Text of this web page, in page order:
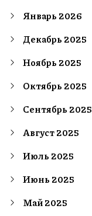
Январь 2026
Декабрь 2025
Ноябрь 2025
Октябрь 2025
Сентябрь 2025
Август 2025
Июль 2025
Июнь 2025
Май 2025